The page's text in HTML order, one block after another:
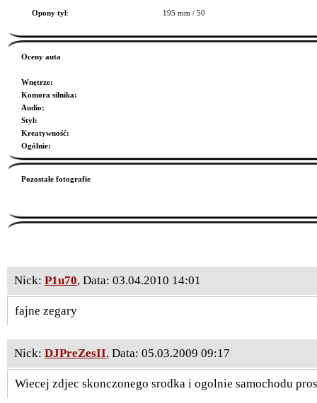
Opony tył: 195 mm / 50
Oceny auta
Wnętrze:
Komora silnika:
Audio:
Styl:
Kreatywność:
Ogólnie:
Pozostałe fotografie
Nick: P1u70, Data: 03.04.2010 14:01
fajne zegary
Nick: DJPreZesII, Data: 05.03.2009 09:17
Wiecej zdjec skonczonego srodka i ogolnie samochodu